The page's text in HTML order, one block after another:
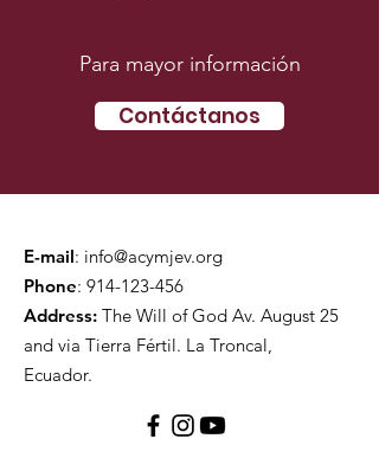
Para mayor información
Contáctanos
E-mail: info@acymjev.org
Phone: 914-123-456
Address: The Will of God Av. August 25
and via Tierra Fértil. La Troncal,
Ecuador.